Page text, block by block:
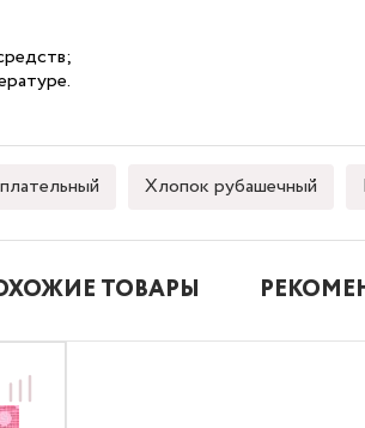
Хлопок рубашечный
ТОВАРЫ